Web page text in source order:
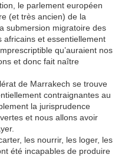
le parlement européen
(et très ancien) de la
submersion migratoire des
africains et essentiellement
qu’auraient nos
et donc fait naître
de Marrakech se trouve
contraignantes au
la jurisprudence
et nous allons avoir
les nourrir, les loger, les
été incapables de produire